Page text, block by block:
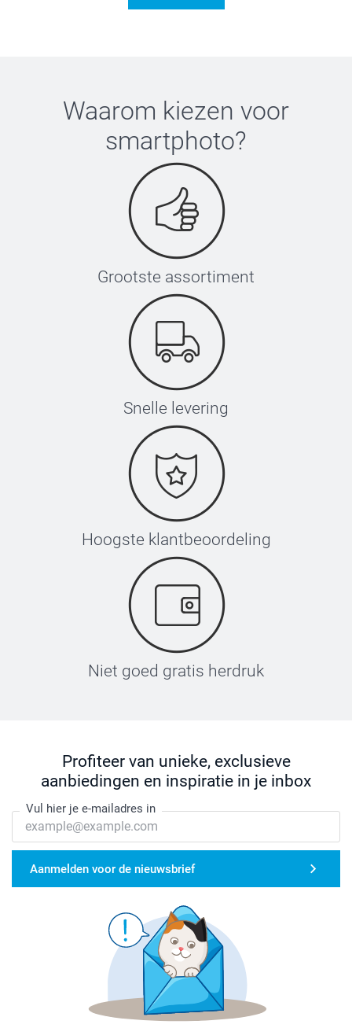
Waarom kiezen voor
smartphoto?
Grootste assortiment
Snelle levering
Hoogste klantbeoordeling
Niet goed gratis herdruk
Profiteer van unieke, exclusieve
aanbiedingen en inspiratie in je inbox
Vul hier je e-mailadres in
Aanmelden voor de nieuwsbrief